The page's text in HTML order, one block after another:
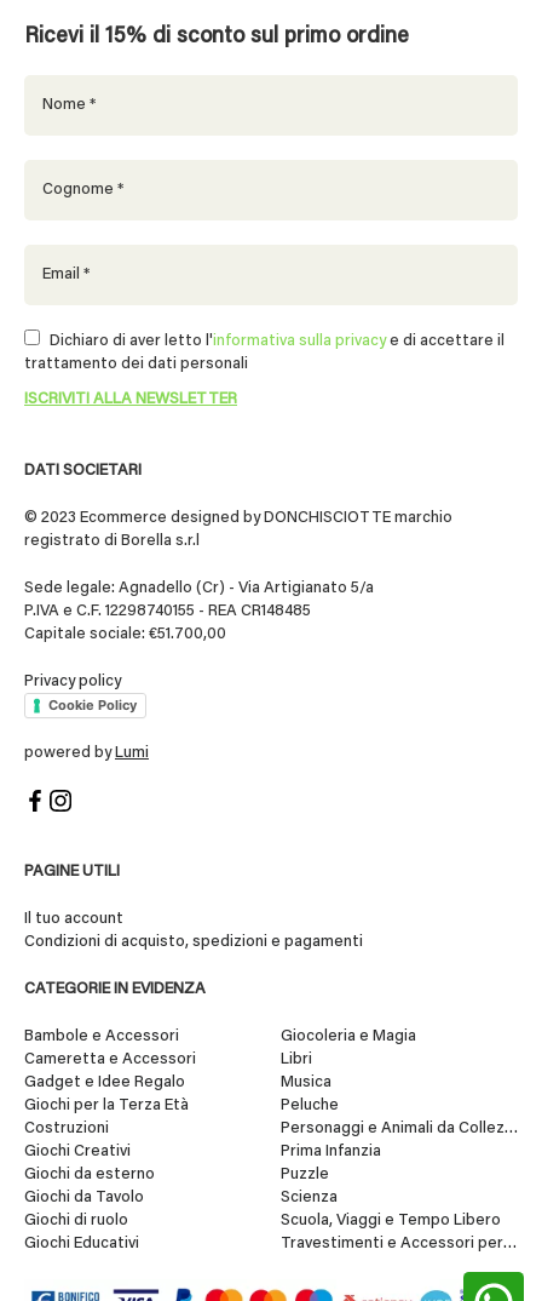
DATI SOCIETARI
© 2023 Ecommerce designed by DONCHISCIOTTE marchio
registrato di Borella s.r.l
Sede legale: Agnadello (Cr) - Via Artigianato 5/a
P.IVA e C.F. 12298740155 - REA CR148485
Capitale sociale: €51.700,00
Privacy policy
Cookie Policy
powered by Lumi
PAGINE UTILI
Il tuo account
Condizioni di acquisto, spedizioni e pagamenti
CATEGORIE IN EVIDENZA
Bambole e Accessori
Cameretta e Accessori
Gadget e Idee Regalo
Giochi per la Terza Età
Costruzioni
Giochi Creativi
Giochi da esterno
Giochi da Tavolo
Giochi di ruolo
Giochi Educativi
Giocoleria e Magia
Libri
Musica
Peluche
Personaggi e Animali da Collezione
Prima Infanzia
Puzzle
Scienza
Scuola, Viaggi e Tempo Libero
Travestimenti e Accessori per
Ricevi il 15% di sconto sul primo ordine
Dichiaro di aver letto l'informativa sulla privacye di accettare il
trattamento dei dati personali